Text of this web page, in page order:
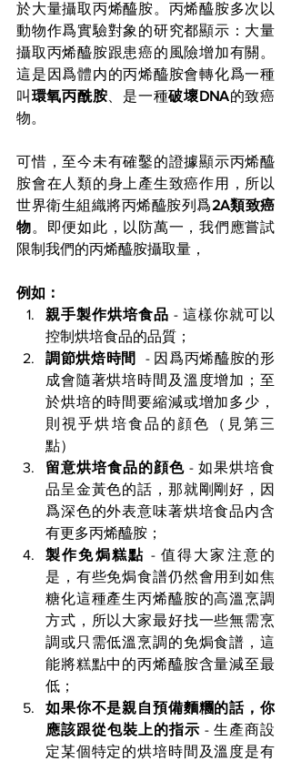
於大量攝取丙烯醯胺。丙烯醯胺多次以
動物作爲實驗對象的研究都顯示：大量
攝取丙烯醯胺跟患癌的風險增加有關。
這是因爲體内的丙烯醯胺會轉化爲一種
叫 環氧丙酰胺、是一種破壞DNA的致癌
物。
可惜，至今未有確鑿的證據顯示丙烯醯
胺會在人類的身上產生致癌作用，所以
世界衛生組織將丙烯醯胺列爲2A類致癌
物。即便如此，以防萬一，我們應嘗試
限制我們的丙烯醯胺攝取量，
例如：
親手製作烘培食品 - 這樣你就可以
控制烘培食品的品質；
調節烘焙時間
- 因爲丙烯醯胺的形
成會隨著烘培時間及溫度增加；至
於烘培的時間要縮減或增加多少，
則視乎烘培食品的顔色（見第三
點）
留意烘培食品的顔色 - 如果烘培食
品呈金黃色的話，那就剛剛好，因
爲深色的外表意味著烘培食品内含
有更多丙烯醯胺；
製作免焗糕點 - 值得大家注意的
是，有些免焗食譜仍然會用到如焦
糖化這種產生丙烯醯胺的高溫烹調
方式，所以大家最好找一些無需烹
調或只需低溫烹調的免焗食譜，這
能將糕點中的丙烯醯胺含量減至最
低；
如果你不是親自預備麵糰的話，你
應該跟從包裝上的指示 - 生產商設
定某個特定的烘培時間及溫度是有